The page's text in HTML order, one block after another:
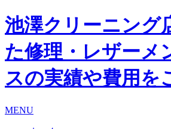
池澤クリーニング
た修理・レザーメ
スの実績や費用を
MENU